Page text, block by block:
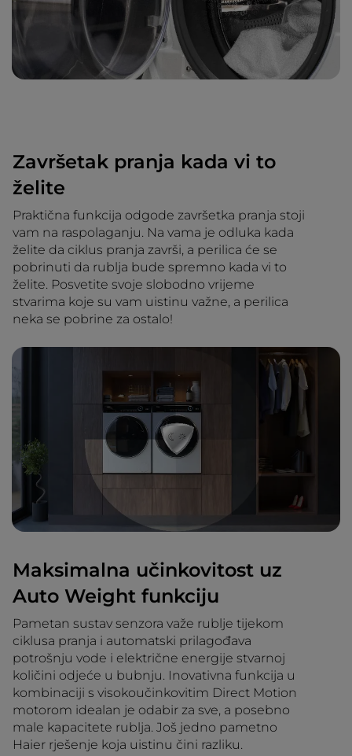
Završetak pranja kada vi to
želite
Praktična funkcija odgode završetka pranja stoji
vam na raspolaganju. Na vama je odluka kada
želite da ciklus pranja završi, a perilica će se
pobrinuti da rublja bude spremno kada vi to
želite. Posvetite svoje slobodno vrijeme
stvarima koje su vam uistinu važne, a perilica
neka se pobrine za ostalo!
Maksimalna učinkovitost uz
Auto Weight funkciju
Pametan sustav senzora važe rublje tijekom
ciklusa pranja i automatski prilagođava
potrošnju vode i električne energije stvarnoj
količini odjeće u bubnju. Inovativna funkcija u
kombinaciji s visokoučinkovitim Direct Motion
motorom idealan je odabir za sve, a posebno
male kapacitete rublja. Još jedno pametno
Haier rješenje koja uistinu čini razliku.